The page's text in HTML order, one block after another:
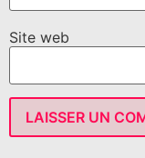
Site web